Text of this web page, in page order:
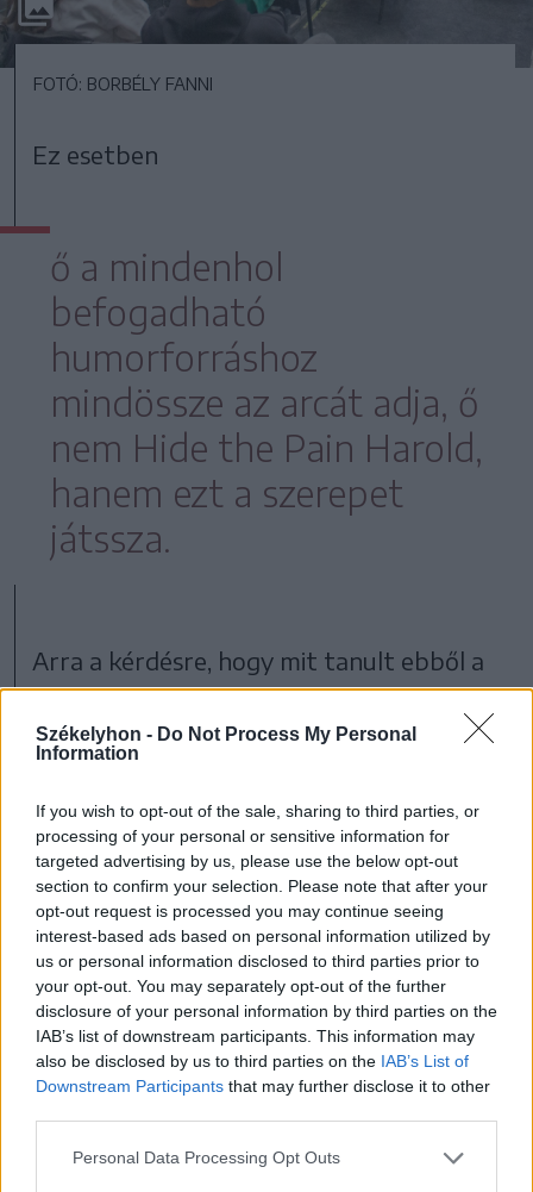
Székelyhon - Do Not Process My Personal
Information
If you wish to opt-out of the sale, sharing to third parties, or
processing of your personal or sensitive information for
targeted advertising by us, please use the below opt-out
section to confirm your selection. Please note that after your
opt-out request is processed you may continue seeing
interest-based ads based on personal information utilized by
us or personal information disclosed to third parties prior to
your opt-out. You may separately opt-out of the further
disclosure of your personal information by third parties on the
IAB’s list of downstream participants. This information may
also be disclosed by us to third parties on the IAB’s List of
Downstream Participants that may further disclose it to other
Personal Data Processing Opt Outs
FOTÓ: BORBÉLY FANNI
Ez esetben
ő a mindenhol
befogadható
humorforráshoz
mindössze az arcát adja, ő
nem Hide the Pain Harold,
hanem ezt a szerepet
játssza.
Arra a kérdésre, hogy mit tanult ebből a
szerepből, és mit próbált hozzátenni, az
egykori villamosmérnök elmondta, hogy
pozitív üzenetet tenni, vagyis azt, hogy
a rossz dolgokat
tulajdonképpen nem kell
túl komolyan venni,
tovább kell rajtuk lépni.